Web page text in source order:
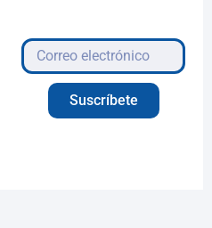
Suscríbete